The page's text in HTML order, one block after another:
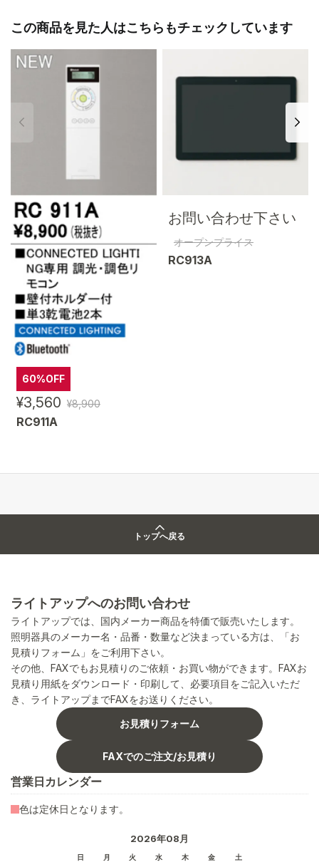
この商品を見た人はこちらもチェックしています
60%OFF
¥3,560 ¥8,900
RC911A
お問い合わせ下さい
オープンプライス
RC913A
トップへ戻る
ライトアップへのお問い合わせ
ライトアップでは、国内メーカー商品を特価で販売いたします。
照明器具のメーカー名・品番・数量など決まっている方は、「お
見積りフォーム」をご利用下さい。
その他、FAXでもお見積りのご依頼・お買い物ができます。FAXお
見積り用紙をダウンロード・印刷して、必要項目をご記入いただ
き、ライトアップまでFAXをお送りください。
お見積りフォーム
FAXでのご注文/お見積り
営業日カレンダー
2026年08月
日 月 火 水 木 金 土
色は定休日となります。